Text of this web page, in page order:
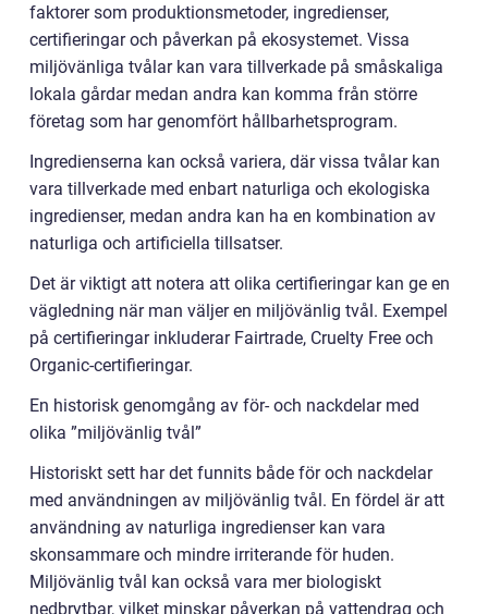
faktorer som produktionsmetoder, ingredienser,
certifieringar och påverkan på ekosystemet. Vissa
miljövänliga tvålar kan vara tillverkade på småskaliga
lokala gårdar medan andra kan komma från större
företag som har genomfört hållbarhetsprogram.
Ingredienserna kan också variera, där vissa tvålar kan
vara tillverkade med enbart naturliga och ekologiska
ingredienser, medan andra kan ha en kombination av
naturliga och artificiella tillsatser.
Det är viktigt att notera att olika certifieringar kan ge en
vägledning när man väljer en miljövänlig tvål. Exempel
på certifieringar inkluderar Fairtrade, Cruelty Free och
Organic-certifieringar.
En historisk genomgång av för- och nackdelar med
olika ”miljövänlig tvål”
Historiskt sett har det funnits både för och nackdelar
med användningen av miljövänlig tvål. En fördel är att
användning av naturliga ingredienser kan vara
skonsammare och mindre irriterande för huden.
Miljövänlig tvål kan också vara mer biologiskt
nedbrytbar, vilket minskar påverkan på vattendrag och